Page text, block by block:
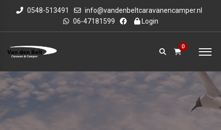
0548-513491
info@vandenbeltcaravanencamper.nl
06-47181599
Login
0